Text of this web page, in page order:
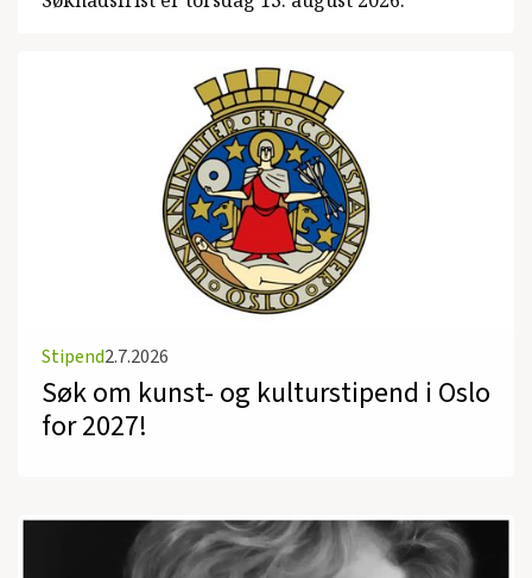
Stipend2.7.2026
Søk om kunst- og kulturstipend i Oslo
for 2027!